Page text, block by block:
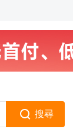
搜尋